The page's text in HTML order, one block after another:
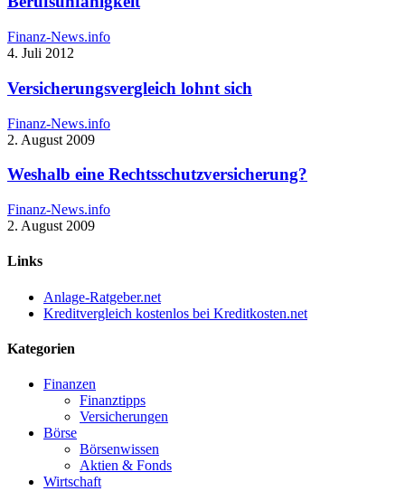
Finanz-News.info
4. Juli 2012
Versicherungsvergleich lohnt sich
Finanz-News.info
2. August 2009
Weshalb eine Rechtsschutzversicherung?
Finanz-News.info
2. August 2009
Links
Anlage-Ratgeber.net
Kreditvergleich kostenlos bei Kreditkosten.net
Kategorien
Finanzen
Finanztipps
Versicherungen
Börse
Börsenwissen
Aktien & Fonds
Wirtschaft